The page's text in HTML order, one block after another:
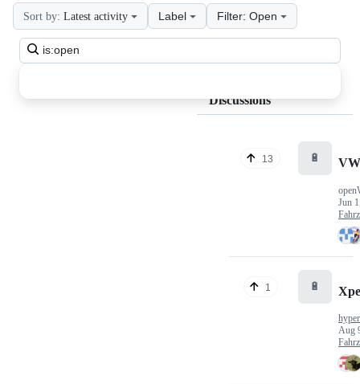
Search
all
Sort by: Latest activity Label Filter: Open
Discussions
13 🔋
Jun
1 🔋
Aug